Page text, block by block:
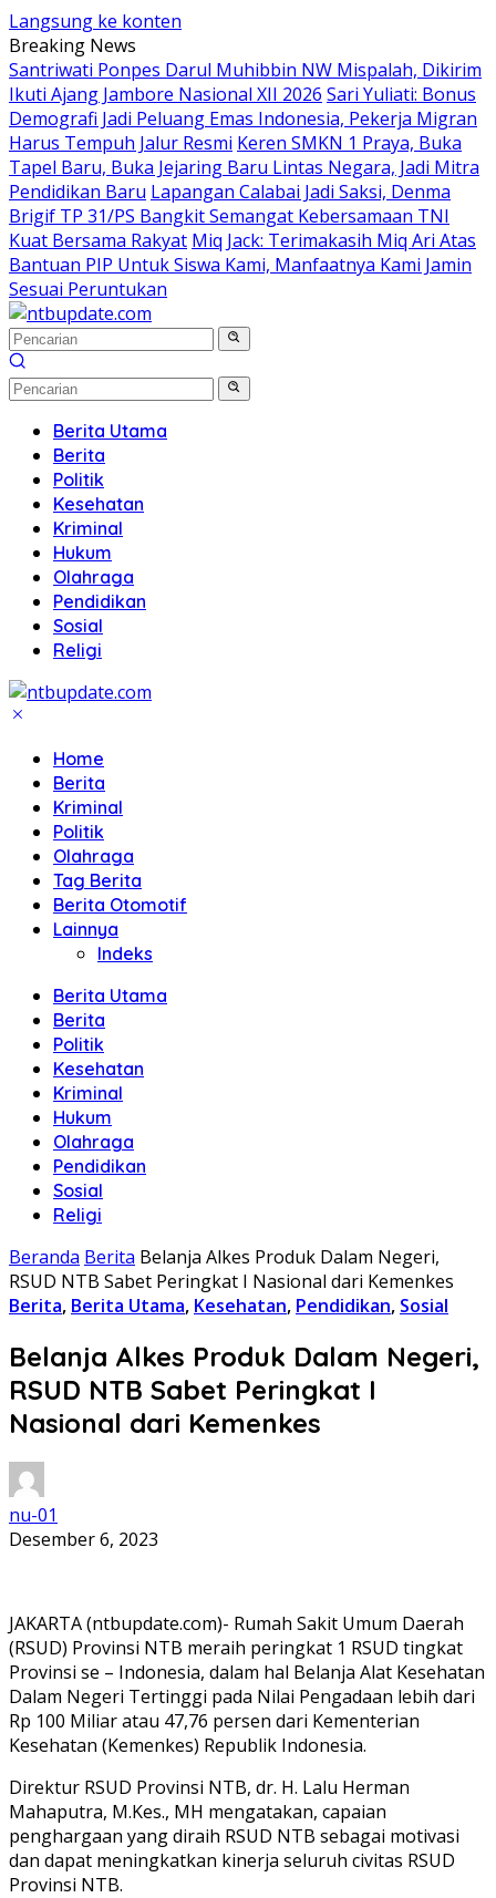
Langsung ke konten
Breaking News
Santriwati Ponpes Darul Muhibbin NW Mispalah, Dikirim
Ikuti Ajang Jambore Nasional XII 2026 Sari Yuliati: Bonus
Demografi Jadi Peluang Emas Indonesia, Pekerja Migran
Harus Tempuh Jalur Resmi Keren SMKN 1 Praya, Buka
Tapel Baru, Buka Jejaring Baru Lintas Negara, Jadi Mitra
Pendidikan Baru Lapangan Calabai Jadi Saksi, Denma
Brigif TP 31/PS Bangkit Semangat Kebersamaan TNI
Kuat Bersama Rakyat Miq Jack: Terimakasih Miq Ari Atas
Bantuan PIP Untuk Siswa Kami, Manfaatnya Kami Jamin
Sesuai Peruntukan
Berita Utama
Berita
Politik
Kesehatan
Kriminal
Hukum
Olahraga
Pendidikan
Sosial
Religi
Home
Berita
Kriminal
Politik
Olahraga
Tag Berita
Berita Otomotif
Lainnya
Indeks
Berita Utama
Berita
Politik
Kesehatan
Kriminal
Hukum
Olahraga
Pendidikan
Sosial
Religi
Beranda Berita Belanja Alkes Produk Dalam Negeri,
RSUD NTB Sabet Peringkat I Nasional dari Kemenkes
Berita, Berita Utama, Kesehatan, Pendidikan, Sosial
Belanja Alkes Produk Dalam Negeri,
RSUD NTB Sabet Peringkat I
Nasional dari Kemenkes
nu-01
Desember 6, 2023
JAKARTA (ntbupdate.com)- Rumah Sakit Umum Daerah
(RSUD) Provinsi NTB meraih peringkat 1 RSUD tingkat
Provinsi se – Indonesia, dalam hal Belanja Alat Kesehatan
Dalam Negeri Tertinggi pada Nilai Pengadaan lebih dari
Rp 100 Miliar atau 47,76 persen dari Kementerian
Kesehatan (Kemenkes) Republik Indonesia.
Direktur RSUD Provinsi NTB, dr. H. Lalu Herman
Mahaputra, M.Kes., MH mengatakan, capaian
penghargaan yang diraih RSUD NTB sebagai motivasi
dan dapat meningkatkan kinerja seluruh civitas RSUD
Provinsi NTB.